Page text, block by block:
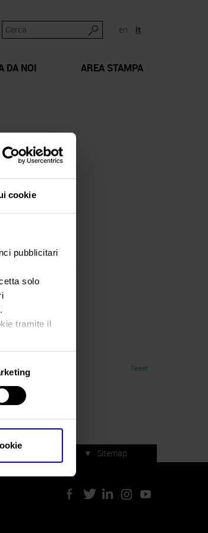
cookie
pubblicitari
solo
tramite il
en it
DA NOI AREA STAMPA
Tweet
▼ Sitemap
di manifestazione